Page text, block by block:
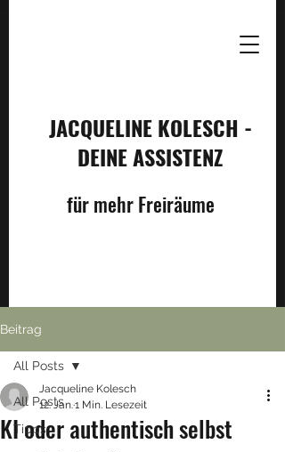
für mehr Freiräume
JACQUELINE KOLESCH -
DEINE ASSISTENZ
Beitrag
All Posts
Tipps
All Posts
KI oder authentisch selbst
Jacqueline Kolesch
12. Jan.1 Min. Lesezeit